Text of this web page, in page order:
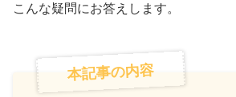
こんな疑問にお答えします。
本記事の内容